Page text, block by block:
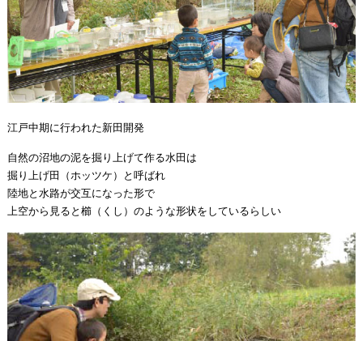
江戸中期に行われた新田開発
自然の沼地の泥を掘り上げて作る水田は
掘り上げ田（ホッツケ）と呼ばれ
陸地と水路が交互になった形で
上空から見ると櫛（くし）のような形状をしているらしい